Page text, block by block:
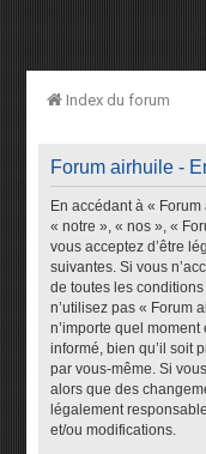
Index du forum
Forum airhuile -
En accédant à «
« notre », « nos », «
vous acceptez d’être
suivantes. Si vous
de toutes les
n’utilisez pas « Forum
n’importe quel
informé, bien qu’il soit
par vous-même. Si
alors que des
légalement
et/ou modifications.